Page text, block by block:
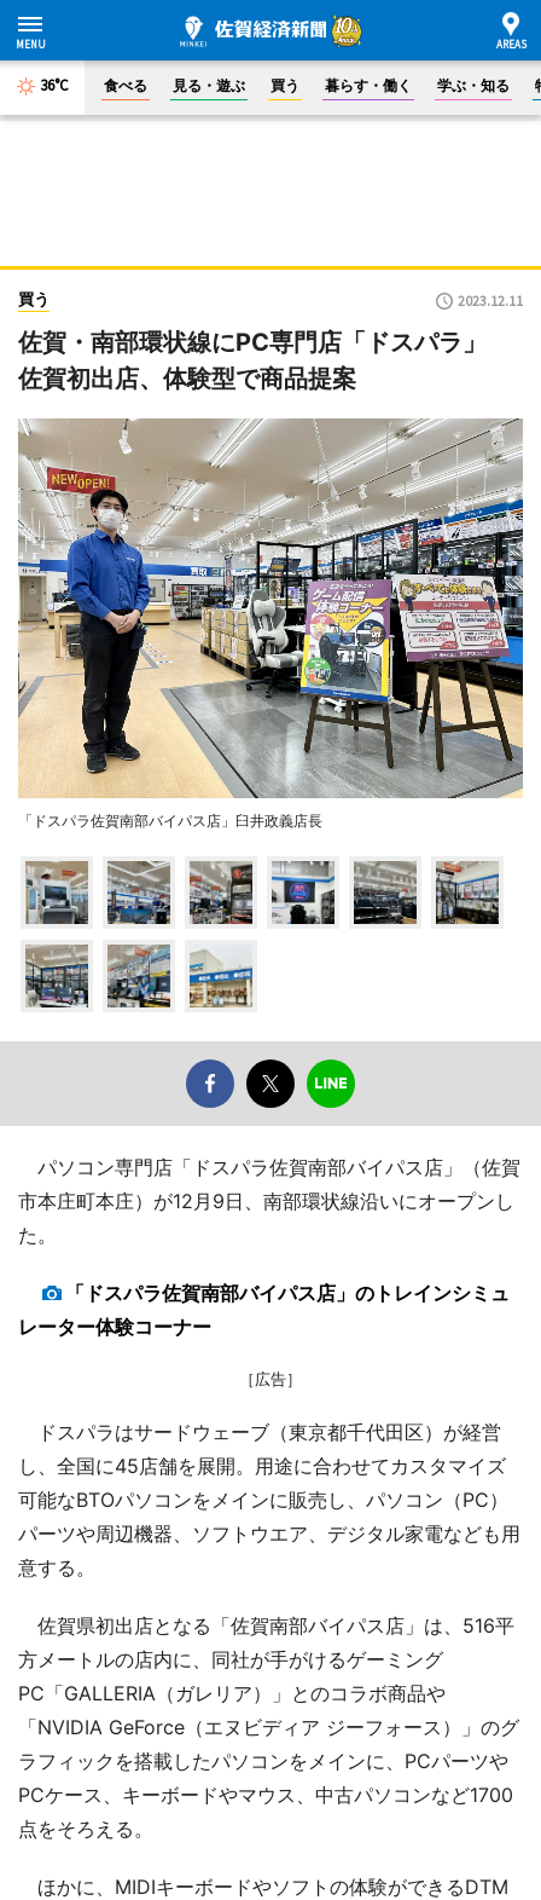
36°C 食べる 見る・遊ぶ 買う 暮らす・働く 学ぶ・知る
買う 2023.12.11
佐賀・南部環状線にPC専門店「ドスパラ」
佐賀初出店、体験型で商品提案
「ドスパラ佐賀南部バイパス店」臼井政義店長
パソコン専門店「ドスパラ佐賀南部バイパス店」（佐賀
市本庄町本庄）が12月9日、南部環状線沿いにオープンし
た。
「ドスパラ佐賀南部バイパス店」のトレインシミュ
レーター体験コーナー
［広告］
ドスパラはサードウェーブ（東京都千代田区）が経営
し、全国に45店舗を展開。用途に合わせてカスタマイズ
可能なBTOパソコンをメインに販売し、パソコン（PC）
パーツや周辺機器、ソフトウエア、デジタル家電なども用
意する。
佐賀県初出店となる「佐賀南部バイパス店」は、516平
方メートルの店内に、同社が手がけるゲーミング
PC「GALLERIA（ガレリア）」とのコラボ商品や
「NVIDIA GeForce（エヌビディア ジーフォース）」のグ
ラフィックを搭載したパソコンをメインに、PCパーツや
PCケース、キーボードやマウス、中古パソコンなど1700
点をそろえる。
ほかに、MIDIキーボードやソフトの体験ができるDTM